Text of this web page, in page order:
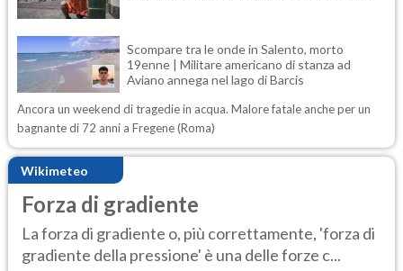
Scompare tra le onde in Salento, morto
19enne | Militare americano di stanza ad
Aviano annega nel lago di Barcis
Ancora un weekend di tragedie in acqua. Malore fatale anche per un
bagnante di 72 anni a Fregene (Roma)
Wikimeteo
Forza di gradiente
La forza di gradiente o, più correttamente, 'forza di
gradiente della pressione' è una delle forze c...